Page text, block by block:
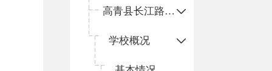
高青县长江路小学
学校概况